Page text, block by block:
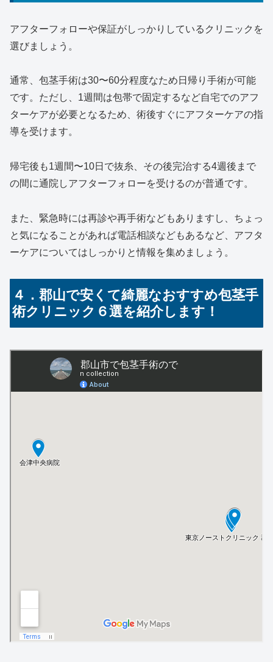
アフターフォローや保証がしっかりしているクリニックを
選びましょう。
通常、包茎手術は30〜60分程度なため日帰り手術が可能
です。ただし、1週間は包帯で固定するなど自宅でのアフ
ターケアが必要となるため、術後すぐにアフターケアの指
導を受けます。
帰宅後も1週間〜10日で抜糸、その後完治する4週後まで
の間に通院しアフターフォローを受けるのが普通です。
また、緊急時には再診や再手術などもありますし、ちょっ
と気になることがあれば電話相談などもあるなど、アフタ
ーケアについてはしっかりと情報を集めましょう。
４．郡山で安くて綺麗なおすすめ包茎手
術クリニック６選を紹介します！